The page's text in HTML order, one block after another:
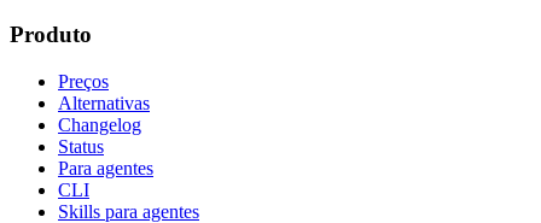
Produto
Preços
Alternativas
Changelog
Status
Para agentes
CLI
Skills para agentes